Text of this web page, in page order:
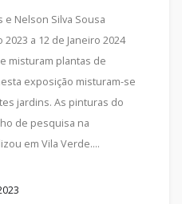
e Nelson Silva Sousa
a 12 de Janeiro 2024
misturam plantas de
exposição misturam-se
jardins. As pinturas do
de pesquisa na
em Vila Verde....